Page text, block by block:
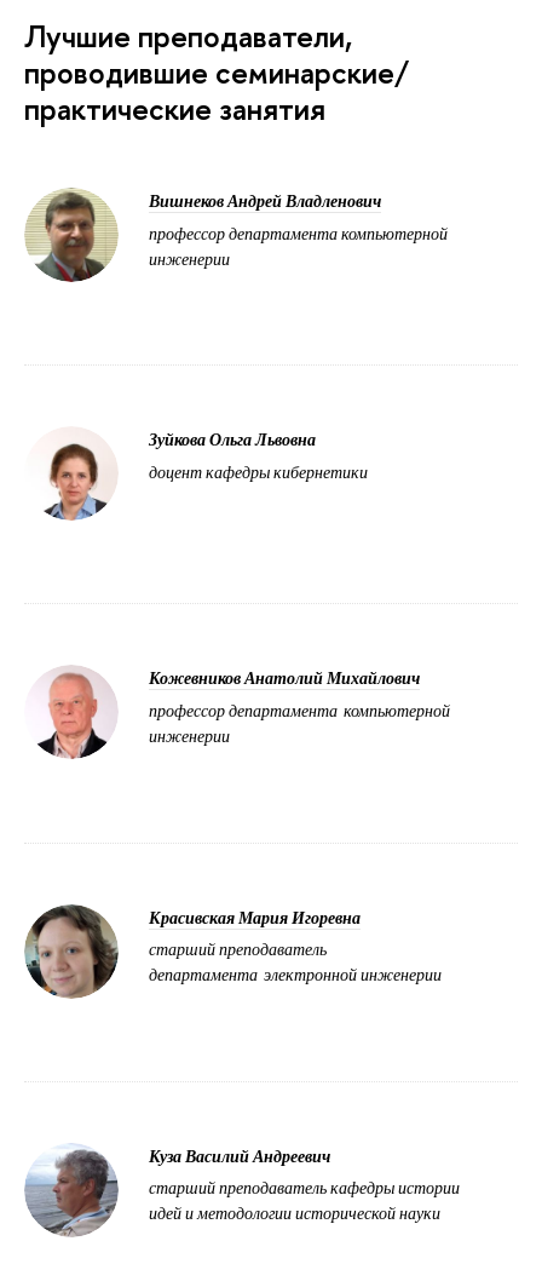
Лучшие преподаватели,
проводившие семинарские/
практические занятия
Вишнеков Андрей Владленович
профессор департамента компьютерной
инженерии
Зуйкова Ольга Львовна
доцент кафедры кибернетики
Кожевников Анатолий Михайлович
профессор департамента компьютерной
инженерии
Красивская Мария Игоревна
старший преподаватель
департамента электронной инженерии
Куза Василий Андреевич
старший преподаватель кафедры истории
идей и методологии исторической науки